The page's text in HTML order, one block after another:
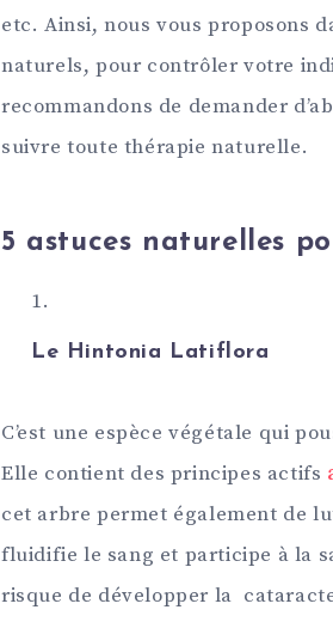
etc. Ainsi, nous vous proposons
naturels, pour contrôler votre
recommandons de demander
suivre toute thérapie naturelle.
5 astuces naturelles
Le Hintonia Latiflora
C’est une espèce végétale qui
Elle contient des principes actifs
cet arbre permet également de
fluidifie le sang et participe à la
risque de développer la